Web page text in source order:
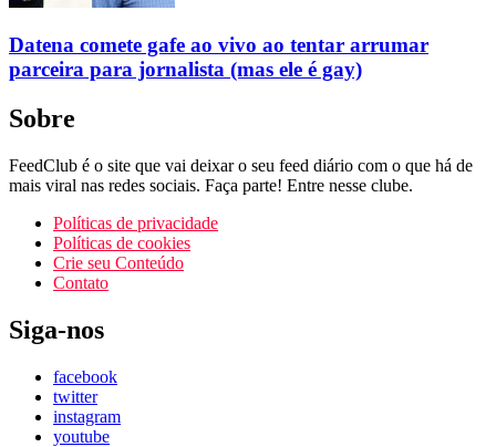
Datena comete gafe ao vivo ao tentar arrumar
parceira para jornalista (mas ele é gay)
Sobre
FeedClub é o site que vai deixar o seu feed diário com o que há de
mais viral nas redes sociais. Faça parte! Entre nesse clube.
Políticas de privacidade
Políticas de cookies
Crie seu Conteúdo
Contato
Siga-nos
facebook
twitter
instagram
youtube